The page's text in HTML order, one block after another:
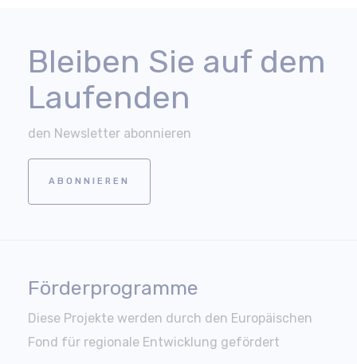
Bleiben Sie auf dem
Laufenden
den Newsletter abonnieren
ABONNIEREN
Förderprogramme
Diese Projekte werden durch den Europäischen
Fond für regionale Entwicklung gefördert